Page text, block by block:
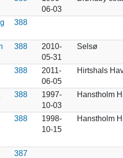
06-03
388
388
2010-
05-31
Selsø
388
2011-
06-05
Hirtshals
388
1997-
10-03
Hanstholm
388
1998-
10-15
Hanstholm
387